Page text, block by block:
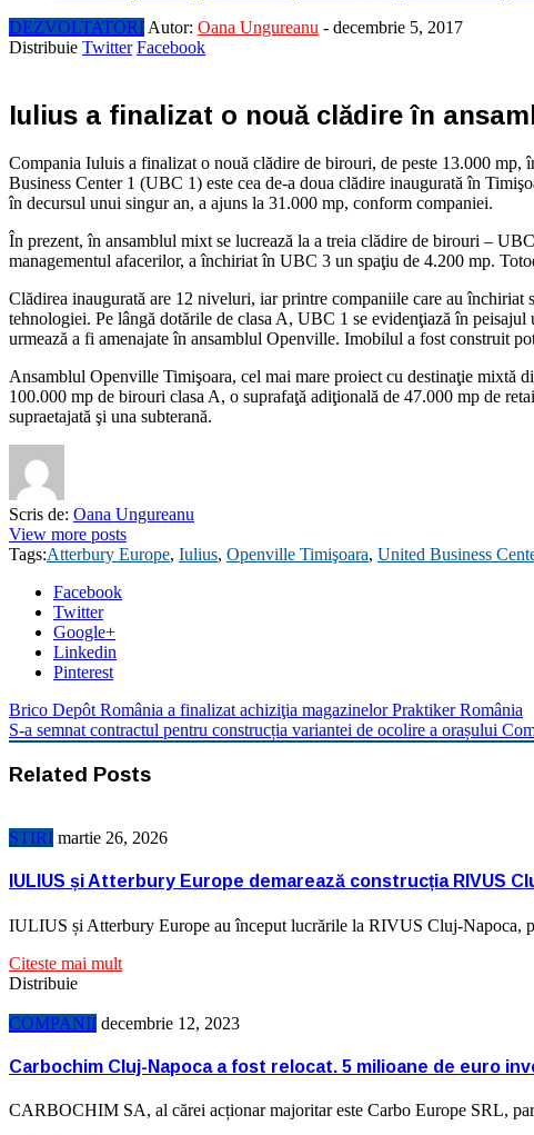
DEZVOLTATORI Autor: Oana Ungureanu - decembrie 5, 2017
Distribuie Twitter Facebook
Iulius a finalizat o nouă clădire în
Compania Iuluis a finalizat o nouă clădire de birouri, de peste 13.000
Business Center 1 (UBC 1) este cea de-a doua clădire inaugurată în
în decursul unui singur an, a ajuns la 31.000 mp, conform companiei.
În prezent, în ansamblul mixt se lucrează la a treia clădire de birouri –
managementul afacerilor, a închiriat în UBC 3 un spaţiu de 4.200 mp.
Clădirea inaugurată are 12 niveluri, iar printre companiile care au
tehnologiei. Pe lângă dotările de clasa A, UBC 1 se evidenţiază în
urmează a fi amenajate în ansamblul Openville. Imobilul a fost construit
Ansamblul Openville Timişoara, cel mai mare proiect cu destinaţie mixtă
100.000 mp de birouri clasa A, o suprafaţă adiţională de 47.000 mp de
supraetajată şi una subterană.
Scris de: Oana Ungureanu
View more posts
Tags:Atterbury Europe, Iulius, Openville Timişoara, United Business
Facebook
Twitter
Google+
Linkedin
Pinterest
Brico Depôt România a finalizat achiziţia magazinelor Praktiker România
S-a semnat contractul pentru construcția variantei de ocolire a orașului
Related Posts
STIRI martie 26, 2026
IULIUS și Atterbury Europe demarează construcția RIVUS
IULIUS și Atterbury Europe au început lucrările la RIVUS Cluj-Napoca,
Citeste mai mult
Distribuie
COMPANII decembrie 12, 2023
Carbochim Cluj-Napoca a fost relocat. 5 milioane de euro
CARBOCHIM SA, al cărei acționar majoritar este Carbo Europe SRL,